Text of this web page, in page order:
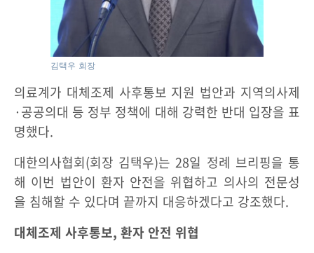
김택우 회장
의료계가 대체조제 사후통보 지원 법안과 지역의사제
·공공의대 등 정부 정책에 대해 강력한 반대 입장을 표
명했다.
대한의사협회(회장 김택우)는 28일 정례 브리핑을 통
해 이번 법안이 환자 안전을 위협하고 의사의 전문성
을 침해할 수 있다며 끝까지 대응하겠다고 강조했다.
대체조제 사후통보, 환자 안전 위협